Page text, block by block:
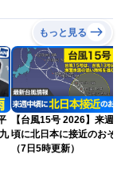
もっと見る
【台風15号 2026】来週
頃に北日本に接近のおそ
（7日5時更新）